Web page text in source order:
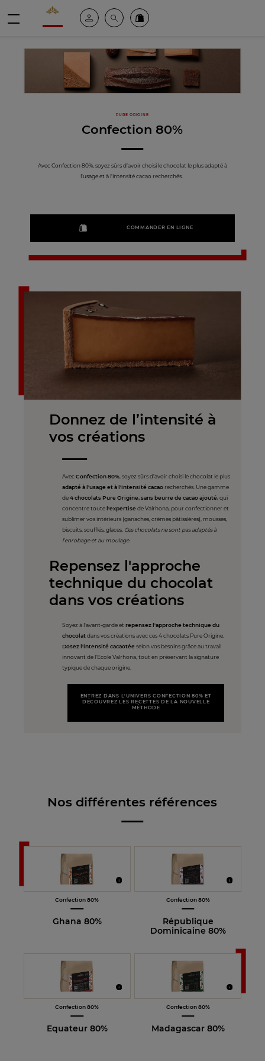
Valrhona - Imaginons le meilleur du chocolat
Espace clientRechercheCommandez en ligne
PURE ORIGINE
Confection 80%
Avec Confection 80%, soyez sûrs d’avoir choisi le chocolat le plus adapté à
l'usage et à l'intensité cacao recherchés.
COMMANDER EN LIGNE
Donnez de l’intensité à
vos créations
AvecConfection 80%, soyez sûrs d’avoir choisi le chocolat le plus
adapté à l'usage et à l'intensité cacaorecherchés. Une gamme
de4 chocolats Pure Origine, sans beurre de cacao ajouté,qui
concentre toutel'expertisede Valrhona, pour confectionner et
sublimer vos intérieurs (ganaches, crèmes pâtissières), mousses,
biscuits, soufflés, glaces. Ces chocolats ne sont pas adaptés à
l’enrobage et au moulage.
Repensez l'approche
technique du chocolat
dans vos créations
Soyez à l'avant-garde et repensez l'approche technique du
chocolatdans vos créations avec ces 4 chocolats Pure Origine.
Dosez l'intensité cacaotéeselon vos besoins grâce au travail
innovant de l’Ecole Valrhona, tout en préservant la signature
typique de chaque origine.
ENTREZ DANS L'UNIVERS CONFECTION 80% ET
DÉCOUVREZ LES RECETTES DE LA NOUVELLE
MÉTHODE
Nos différentes références
Confection 80%
Ghana 80%
Confection 80%
République
Dominicaine 80%
Confection 80%
Equateur 80%
Confection 80%
Madagascar 80%